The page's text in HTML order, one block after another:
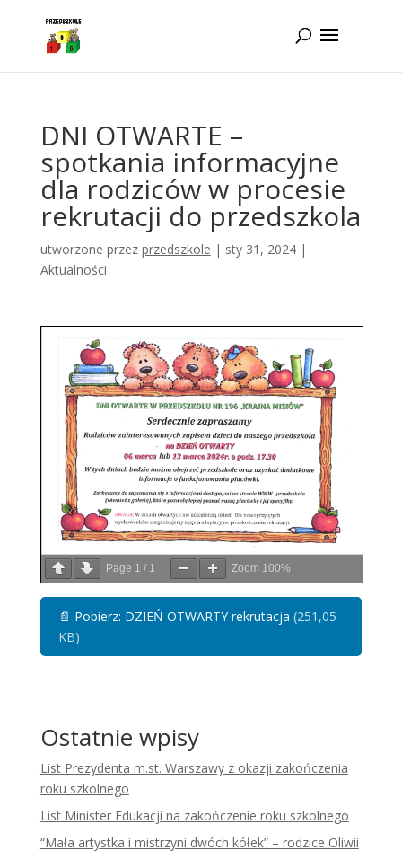
DNI OTWARTE –
spotkania informacyjne
dla rodziców w procesie
rekrutacji do przedszkola
utworzone przez przedszkole | sty 31, 2024|
Aktualności
Page 1 / 1 Zoom 100%
📄 Pobierz: DZIEŃ OTWARTY rekrutacja (251,05
KB)
Ostatnie wpisy
List Prezydenta m.st. Warszawy z okazji zakończenia
roku szkolnego
List Minister Edukacji na zakończenie roku szkolnego
“Mała artystka i mistrzyni dwóch kółek” – rodzice Oliwii